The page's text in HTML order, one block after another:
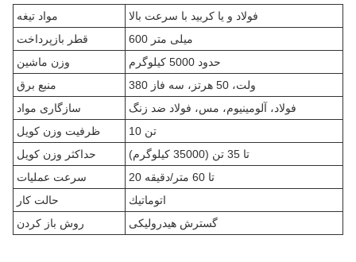
مواد تیغه
فولاد و یا کربید با سرعت بالا
قطر بازپرداخت
600 میلی متر
وزن ماشین
حدود 5000 کیلوگرم
منبع برق
380 ولت، 50 هرتز، سه فاز
سازگاری مواد
فولاد، آلومینیوم، مس، فولاد ضد زنگ
ظرفیت وزن کویل
10 تن
حداکثر وزن کویل
تا 35 تن (35000 کیلوگرم)
سرعت عملیات
20 تا 60 متر/دقیقه
حالت کار
اتوماتيك
روش باز کردن
گسترش هیدرولیکی